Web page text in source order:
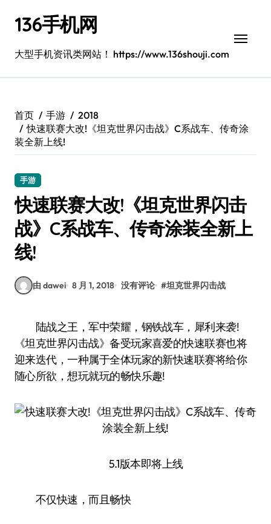
136手机网
大型手机资讯类网站！ https://www.136shouji.com
首页 手游
2018
快速联赛大改!《坦克世界闪击战》C系战车、传奇涂
装全新上线!
手游
快速联赛大改!《坦克世界闪击
战》C系战车、传奇涂装全新上
线!
由 dawei 8 月 1, 2018 没有评论 #坦克世界闪击战
陆战之王，军中荣耀，钢铁战车，犀利来袭!
《坦克世界闪击战》备受玩家喜爱的快速联赛也将
迎来迭代，一种属于全体玩家的新快速联赛将给你
随心所欲，想玩就玩的畅快乐趣!
5.1版本即将上线
不仅快速，而且畅快